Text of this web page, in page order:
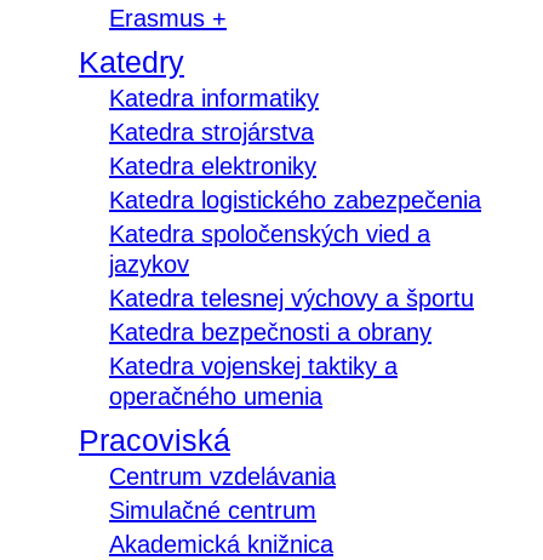
Erasmus +
Katedry
Katedra informatiky
Katedra strojárstva
Katedra elektroniky
Katedra logistického zabezpečenia
Katedra spoločenských vied a
jazykov
Katedra telesnej výchovy a športu
Katedra bezpečnosti a obrany
Katedra vojenskej taktiky a
operačného umenia
Pracoviská
Centrum vzdelávania
Simulačné centrum
Akademická knižnica